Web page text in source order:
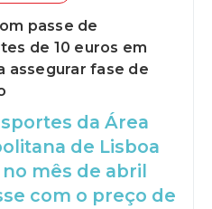
passe de
de 10 euros em
assegurar fase de
da Área
de Lisboa
mês de abril
com o preço de